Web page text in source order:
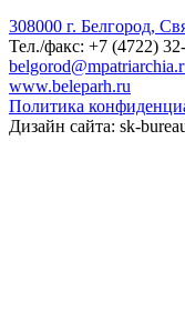
308000 г. Белгород,
Тел./факс: +7 (4722)
www.beleparh.ru
Политика
Дизайн сайта: sk-